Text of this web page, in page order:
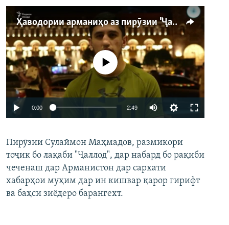
Ҳаводории арманиҳо аз пирӯзии "Ҷаллод"-и тоҷик
Auto 240p 360p 480p
720p 1080p
Феълан кор намекунад
0:00 2:49
360p
480p
Пирӯзии Сулаймон Маҳмадов, размикори
тоҷик бо лақаби "Ҷаллод", дар набард бо рақиби
чеченаш дар Арманистон дар сархати
хабарҳои муҳим дар ин кишвар қарор гирифт
ва баҳси зиёдеро барангехт.